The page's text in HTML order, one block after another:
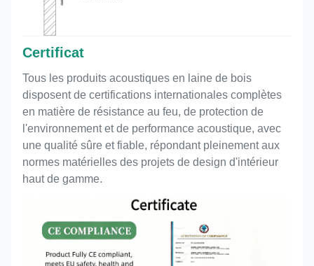
Certificat
Tous les produits acoustiques en laine de bois
disposent de certifications internationales complètes
en matière de résistance au feu, de protection de
l'environnement et de performance acoustique, avec
une qualité sûre et fiable, répondant pleinement aux
normes matérielles des projets de design d'intérieur
haut de gamme.